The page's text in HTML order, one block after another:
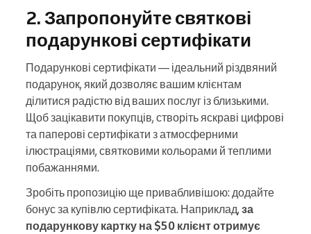
2. Запропонуйте святкові
подарункові сертифікати
Подарункові сертифікати — ідеальний різдвяний
подарунок, який дозволяє вашим клієнтам
ділитися радістю від ваших послуг із близькими.
Щоб зацікавити покупців, створіть яскраві цифрові
та паперові сертифікати з атмосферними
ілюстраціями, святковими кольорами й теплими
побажаннями.
Зробіть пропозицію ще привабливішою: додайте
бонус за купівлю сертифіката. Наприклад, за
подарункову картку на $50 клієнт отримує